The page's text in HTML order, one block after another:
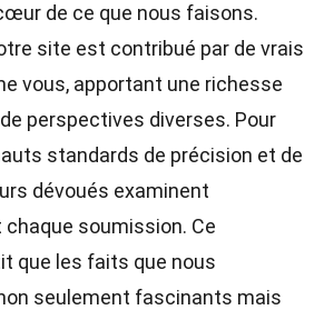
de ce que nous faisons.
site est contribué par de vrais
vous, apportant une richesse
perspectives diverses. Pour
standards de précision et de
dévoués examinent
soumission. Ce
que les faits que nous
seulement fascinants mais